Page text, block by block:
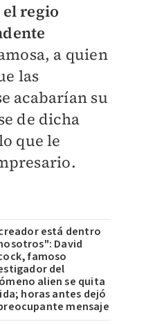
el regio
a quien
las
acabarían su
de dicha
que le
está dentro
David
famoso
del
alien se quita
horas antes dejó
mensaje